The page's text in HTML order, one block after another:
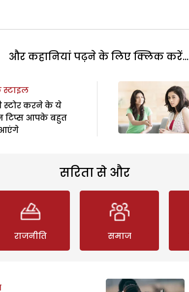
और कहानियां पढ़ने के लिए क्लिक करें...
स्टोर करने के ये
टिप्स आपके बहुत
सरिता से और
राजनीति समाज